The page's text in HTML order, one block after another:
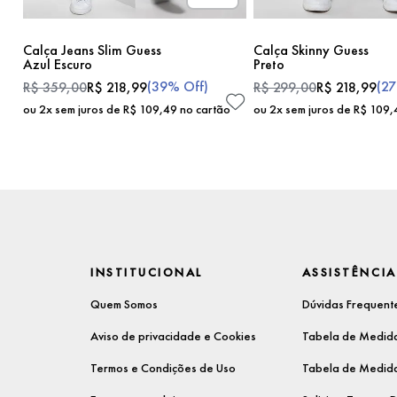
Calça Jeans Slim Guess
Azul Escuro
R$359,00R$ 218,99(39% Off)
ou2x sem juros de R$ 109,49 no cartão
Calça Skinny Guess
Preto
R$299,00R$ 218,99(
ou2x sem juros de R$ 109,
INSTITUCIONAL
Quem Somos
Aviso de privacidade e Cookies
Termos e Condições de Uso
ASSISTÊNCIA
Dúvidas
Tabela de
Tabela de